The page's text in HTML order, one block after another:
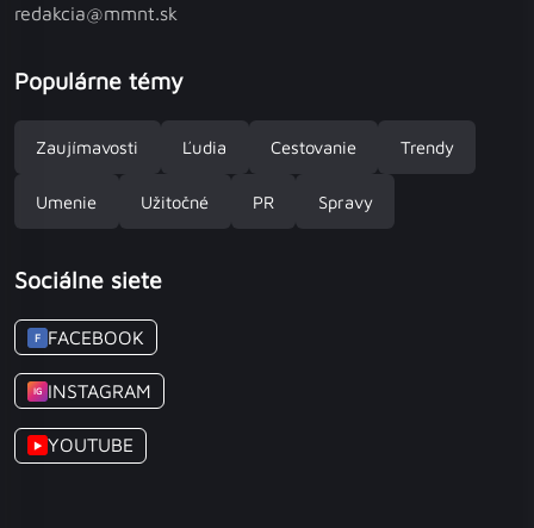
redakcia@mmnt.sk
Populárne témy
Zaujímavosti Ľudia Cestovanie Trendy
Umenie Užitočné PR Spravy
Sociálne siete
F FACEBOOK
IG INSTAGRAM
▶ YOUTUBE